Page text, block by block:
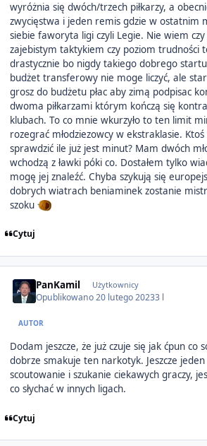
wyróżnia się dwóch/trzech piłkarzy, a
zwycięstwa i jeden remis gdzie w ostatnim
siebie faworyta ligi czyli Legie. Nie wiem
zajebistym taktykiem czy poziom trudności
drastycznie bo nigdy takiego dobrego
budżet transferowy nie moge liczyć, ale
grosz do budżetu płac aby zimą podpisac
dwoma piłkarzami którym kończą się
klubach. To co mnie wkurzyło to ten limit
rozegrać młodziezowcy w ekstraklasie.
sprawdzić ile już jest minut? Mam dwóch
wchodzą z ławki póki co. Dostałem tylko
mogę jej znaleźć. Chyba szykują się
dobrych wiatrach beniaminek zostanie
szoku
Cytuj
PanKamil Użytkownicy
Opublikowano20 lutego 20233 l
AUTOR
Dodam jeszcze, że już czuje się jak ćpun co
dobrze smakuje ten narkotyk. Jeszcze
scoutowanie i szukanie ciekawych graczy,
co słychać w innych ligach.
Cytuj